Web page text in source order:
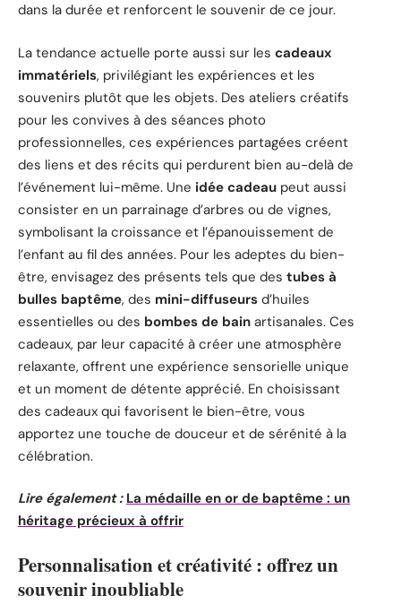
dans la durée et renforcent le souvenir de ce jour.
La tendance actuelle porte aussi sur les cadeaux
immatériels, privilégiant les expériences et les
souvenirs plutôt que les objets. Des ateliers créatifs
pour les convives à des séances photo
professionnelles, ces expériences partagées créent
des liens et des récits qui perdurent bien au-delà de
l’événement lui-même. Une idée cadeau peut aussi
consister en un parrainage d’arbres ou de vignes,
symbolisant la croissance et l’épanouissement de
l’enfant au fil des années. Pour les adeptes du bien-
être, envisagez des présents tels que des tubes à
bulles baptême, des mini-diffuseurs d’huiles
essentielles ou des bombes de bain artisanales. Ces
cadeaux, par leur capacité à créer une atmosphère
relaxante, offrent une expérience sensorielle unique
et un moment de détente apprécié. En choisissant
des cadeaux qui favorisent le bien-être, vous
apportez une touche de douceur et de sérénité à la
célébration.
Lire également : La médaille en or de baptême : un
héritage précieux à offrir
Personnalisation et créativité : offrez un
souvenir inoubliable